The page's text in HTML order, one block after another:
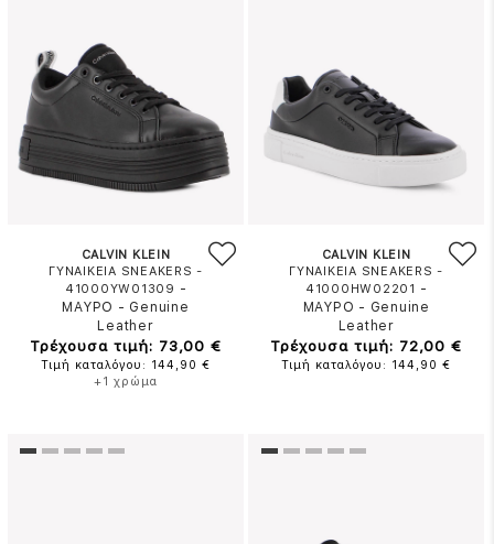
CALVIN KLEIN
ΓΥΝΑΙΚΕΙΑ SNEAKERS -
41000YW01309 -
ΜΑΥΡΟ - Genuine
Leather
Τρέχουσα τιμή: 73,00 €
Τιμή καταλόγου: 144,90 €
+1 χρώμα
CALVIN KLEIN
ΓΥΝΑΙΚΕΙΑ SNEAKERS -
41000HW02201 -
ΜΑΥΡΟ - Genuine
Leather
Τρέχουσα τιμή: 72,00 €
Τιμή καταλόγου: 144,90 €